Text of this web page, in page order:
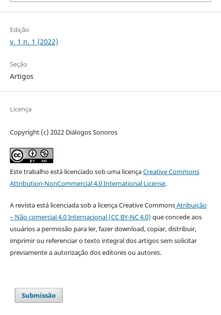
Edição
v. 1 n. 1 (2022)
Seção
Artigos
Licença
Copyright (c) 2022 Diálogos Sonoros
Este trabalho está licenciado sob uma licençaCreative Commons
Attribution-NonCommercial 4.0 International License.
A revista está licenciada sob a licença Creative CommonsAtribuição
– Não comercial 4.0 Internacional (CC BY-NC 4.0) que concede aos
usuários a permissão para ler, fazer download, copiar, distribuir,
imprimir ou referenciar o texto integral dos artigos sem solicitar
previamente a autorização dos editores ou autores.
Submissão